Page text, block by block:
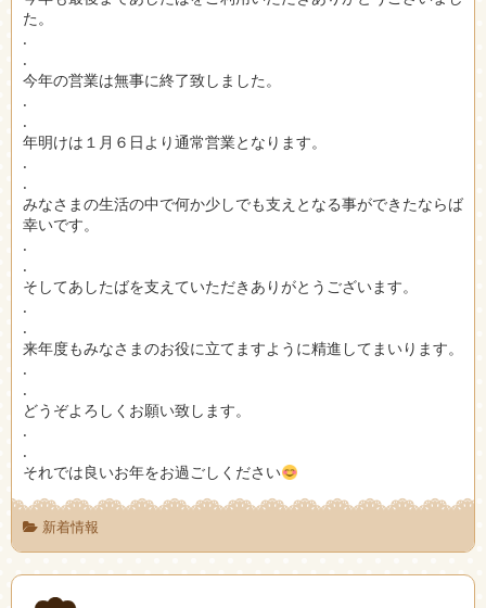
た。
.
.
今年の営業は無事に終了致しました。
.
.
年明けは１月６日より通常営業となります。
.
.
みなさまの生活の中で何か少しでも支えとなる事ができたならば
幸いです。
.
.
そしてあしたばを支えていただきありがとうございます。
.
.
来年度もみなさまのお役に立てますように精進してまいります。
.
.
どうぞよろしくお願い致します。
.
.
それでは良いお年をお過ごしください
新着情報